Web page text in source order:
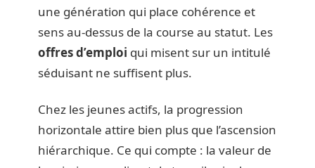
une génération qui place cohérence et
sens au-dessus de la course au statut. Les
offres d’emploi qui misent sur un intitulé
séduisant ne suffisent plus.
Chez les jeunes actifs, la progression
horizontale attire bien plus que l’ascension
hiérarchique. Ce qui compte : la valeur de